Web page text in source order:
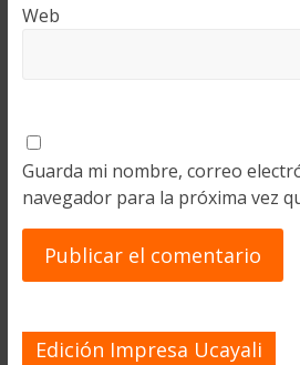
Web
Guarda mi nombre, correo
navegador para la próxima vez
Edición Impresa Ucayali